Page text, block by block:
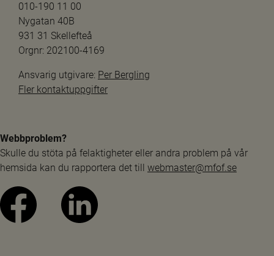
010-190 11 00
Nygatan 40B
931 31 Skellefteå
Orgnr: 202100-4169
Ansvarig utgivare: Per Bergling
Fler kontaktuppgifter
Webbproblem?
Skulle du stöta på felaktigheter eller andra problem på vår
hemsida kan du rapportera det till webmaster@mfof.se